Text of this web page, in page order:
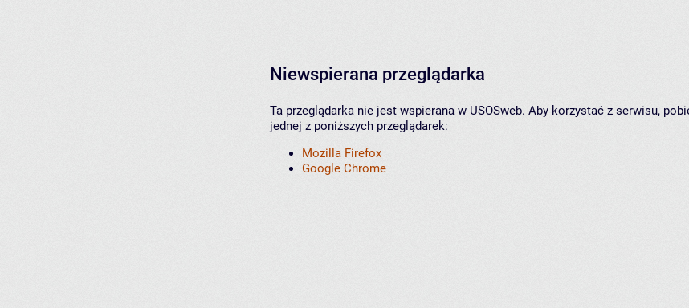
Niewspierana przeglądarka
Ta przeglądarka nie jest wspierana w USOSweb. Aby korzystać z serwisu,
jednej z poniższych przeglądarek:
Mozilla Firefox
Google Chrome